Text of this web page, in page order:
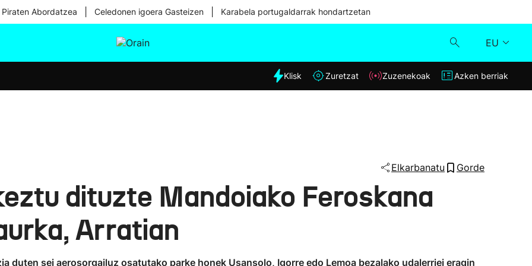
Abordatzea Celedonen igoera Gasteizen Karabela portugaldarrak hondartzetan
EU
Eguraldia
Klisk
Klisk Zuretzat Zuzenekoak Azken berriak
Elkarbanatu Gorde
dituzte Mandoiako Feroskana
Arratian
duten sei aerosorgailuz osatutako parke honek Usansolo, Igorre edo Lemoa bezalako udalerriei eragin